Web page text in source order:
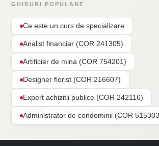
GHIDURI POPULARE
Ce este un curs de specializare
Analist financiar (COR 241305)
Artificier de mina (COR 754201)
Designer florist (COR 216607)
Expert achizitii publice (COR 242116)
Administrator de condominii (COR